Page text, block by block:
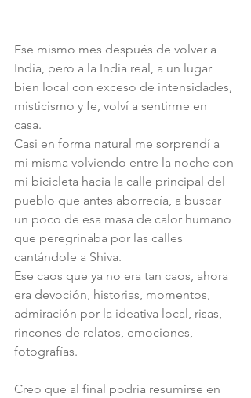
Ese mismo mes después de volver a
India, pero a la India real, a un lugar
bien local con exceso de intensidades,
misticismo y fe, volví a sentirme en
casa.
Casi en forma natural me sorprendí a
mi misma volviendo entre la noche con
mi bicicleta hacia la calle principal del
pueblo que antes aborrecía, a buscar
un poco de esa masa de calor humano
que peregrinaba por las calles
cantándole a Shiva.
Ese caos que ya no era tan caos, ahora
era devoción, historias, momentos,
admiración por la ideativa local, risas,
rincones de relatos, emociones,
fotografías.
Creo que al final podría resumirse en